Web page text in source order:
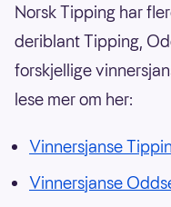
Norsk Tipping har
deriblant Tipping,
forskjellige
lese mer om her:
Vinnersjanse
Vinnersjanse